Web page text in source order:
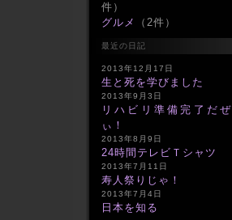
件）
グルメ
（2件）
最近の日記
2013年12月17日
生と死を学びました
2013年9月3日
リハビリ準備完了だぜ
ぃ！
2013年8月9日
24時間テレビＴシャツ
2013年7月11日
寿人祭りじゃ！
2013年7月4日
日本を知る